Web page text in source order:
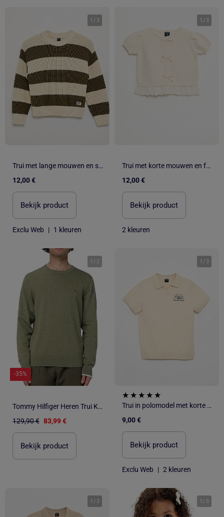
1 / 3
Trui met lange mouwen en strepen
12,00 €
Bekijk product
Exclu Web | 1 kleuren
1 / 3
Trui met korte mouwen en fantasie strikjes
12,00 €
Bekijk product
2 kleuren
1 / 2
-35%
Tommy Hilfiger Heren Trui Kaki Biologisch Katoen
129,90 € 83,99 €
Bekijk product
1 / 3
Trui in polomodel met korte mouwen
9,00 €
Bekijk product
Exclu Web | 2 kleuren
1 / 3 1 / 5